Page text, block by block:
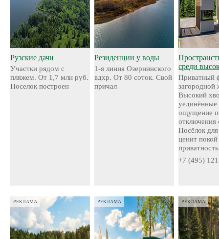
Рузские дачи
Участки рядом с
пляжем. От 1,7 млн руб.
Поселок построен
Резиденции у воды
1-я линия Озернинского
вдхр. От 80 соток. Свой
причал
среди
Приватный
загородной
Высокий
уединённые
ощущение
отключения
Посёлок
ценит
приватность
+7 (495)
РЕКЛАМА РЕКЛАМА РЕКЛАМА